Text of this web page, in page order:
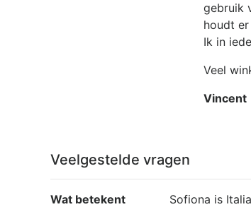
gebruik
houdt
Ik in
Veel
Vincent
Veelgestelde vragen
Wat betekent Sofiona is